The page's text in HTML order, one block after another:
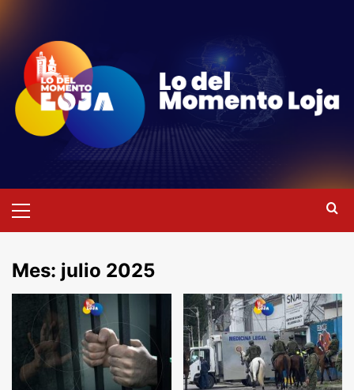
contenido
primario
Mes: julio 2025